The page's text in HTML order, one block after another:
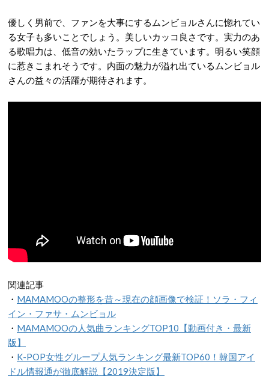
優しく男前で、ファンを大事にするムンビョルさんに惚れてい
る女子も多いことでしょう。美しいカッコ良さです。実力のあ
る歌唱力は、低音の効いたラップに生きています。明るい笑顔
に惹きこまれそうです。内面の魅力が溢れ出ているムンビョル
さんの益々の活躍が期待されます。
関連記事
・ MAMAMOOの整形を昔～現在の顔画像で検証！ソラ・フィ
イン・ファサ・ムンビョル
・ MAMAMOOの人気曲ランキングTOP10【動画付き・最新
版】
・ K-POP女性グループ人気ランキング最新TOP60！韓国アイ
ドル情報通が徹底解説【2019決定版】